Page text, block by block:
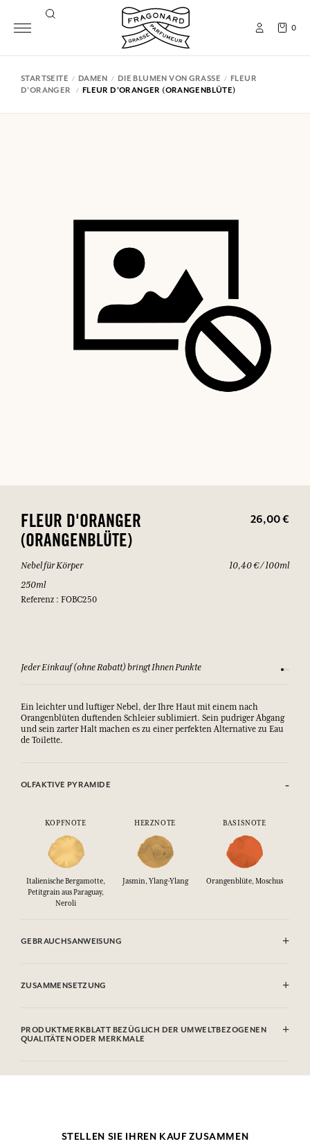
0
STARTSEITE DAMEN DIE BLUMEN VON GRASSE
FLEUR
D'ORANGER
FLEUR D'ORANGER (ORANGENBLÜTE)
FLEUR D'ORANGER
(ORANGENBLÜTE)
26,00 €
Nebel für Körper
250ml
Referenz : FOBC250
10,40 € / 100ml
Jeder Einkauf (ohne Rabatt) bringt Ihnen Punkte Sehen
Ein leichter und luftiger Nebel, der Ihre Haut mit einem nach
Orangenblüten duftenden Schleier sublimiert. Sein pudriger Abgang
und sein zarter Halt machen es zu einer perfekten Alternative zu Eau
de Toilette.
OLFAKTIVE PYRAMIDE
KOPFNOTE HERZNOTE BASISNOTE
Italienische Bergamotte,
Petitgrain aus Paraguay,
Neroli
Jasmin, Ylang-Ylang Orangenblüte, Moschus
GEBRAUCHSANWEISUNG
ZUSAMMENSETZUNG
Glycerin, Linalool, Limonene, Hydroxycitronellal, Citronellol,
Geraniol, Farnesol, Citral, Benzyl Benzoate.
PRODUKTMERKBLATT BEZÜGLICH DER UMWELTBEZOGENEN
QUALITÄTEN ODER MERKMALE
Bitte konsultieren Sie die Umweltqualitäten oder -merkmale, indem
STELLEN SIE IHREN KAUF ZUSAMMEN